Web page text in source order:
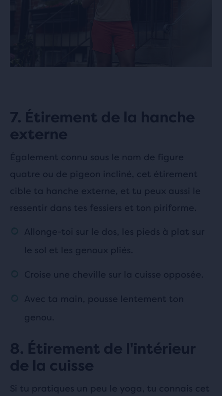
7. Étirement de la hanche
externe
Également connu sous le nom de figure
quatre ou de pigeon incliné, cet étirement
cible ta hanche externe, et tu peux aussi le
ressentir dans tes fessiers et ton piriforme.
Allonge-toi sur le dos, les pieds à plat sur
le sol et les genoux pliés.
Croise une cheville sur la cuisse opposée.
Avec ta main, pousse lentement ton
genou.
8. Étirement de l'intérieur
de la cuisse
Si tu pratiques un peu le yoga, tu connais cet